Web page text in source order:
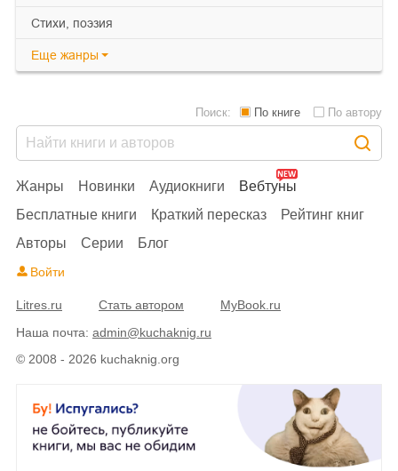
cтихи, поэзия
Еще жанры
© 2008 - 2026 kuchaknig.org
Жанры Новинки Аудиокниги
Вебтуны
Бесплатные книги
Краткий пересказ
Рейтинг книг
Авторы
Серии Блог
Поиск: По книге По автору
Войти
Litres.ru Стать автором
MyBook.ru
Наша почта: admin@kuchaknig.ru